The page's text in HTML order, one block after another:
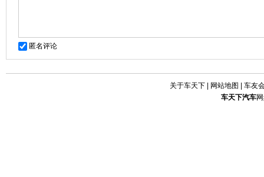
匿名评论
关于车天下| 网站地图
车友
车天下汽车